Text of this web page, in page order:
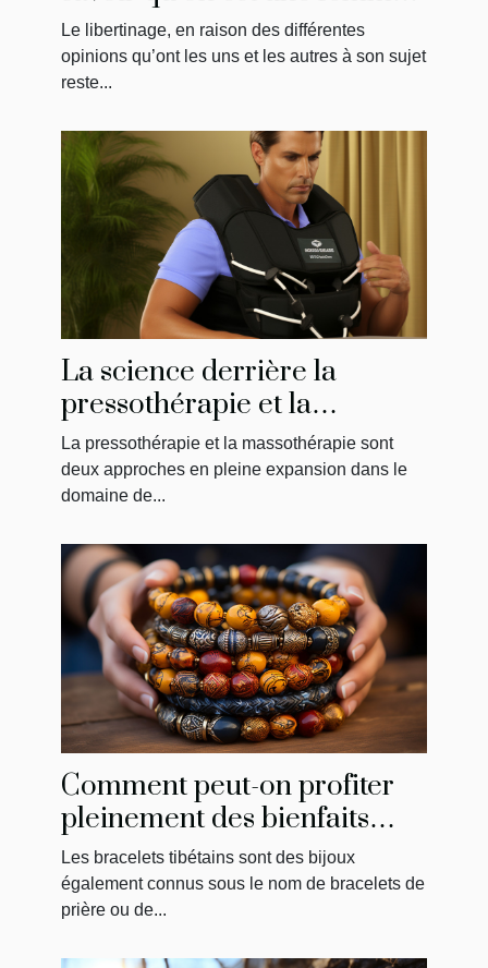
libertine ?
Le libertinage, en raison des différentes
opinions qu’ont les uns et les autres à son sujet
reste...
La science derrière la
pressothérapie et la
massothérapie : Comment
ça fonctionne?
La pressothérapie et la massothérapie sont
deux approches en pleine expansion dans le
domaine de...
Comment peut-on profiter
pleinement des bienfaits
d’un bracelet tibétain ?
Les bracelets tibétains sont des bijoux
également connus sous le nom de bracelets de
prière ou de...